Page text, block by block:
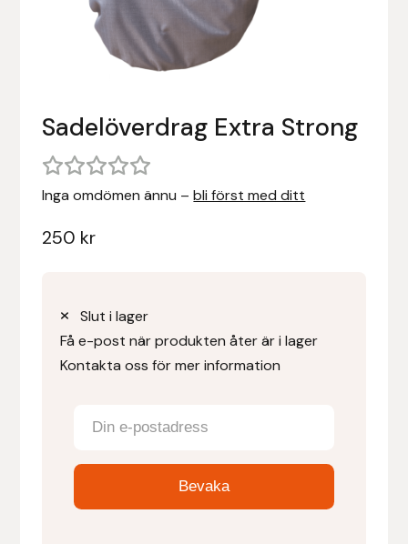
Sadelöverdrag Extra Strong
Inga omdömen ännu –bli först med ditt
250 kr
Slut i lager
Få e-post när produkten åter är i lager
Kontakta oss för mer information
Träning och longering
Ridbyxor, kjolar, overaller mm
Ridskor och ridstövlar
Tävlingskavajer och blusar
Boett
Bomber Bits
Catago Equestrian
Denni Design / Bomber Bits